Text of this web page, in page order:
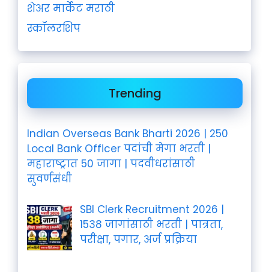
शेअर मार्केट मराठी
स्कॉलरशिप
Trending
Indian Overseas Bank Bharti 2026 | 250
Local Bank Officer पदांची मेगा भरती |
महाराष्ट्रात 50 जागा | पदवीधरांसाठी
सुवर्णसंधी
SBI Clerk Recruitment 2026 |
1538 जागांसाठी भरती | पात्रता,
परीक्षा, पगार, अर्ज प्रक्रिया